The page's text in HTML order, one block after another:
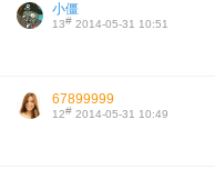
小僵
13# 2014-05-31 10:51
67899999
12# 2014-05-31 10:49